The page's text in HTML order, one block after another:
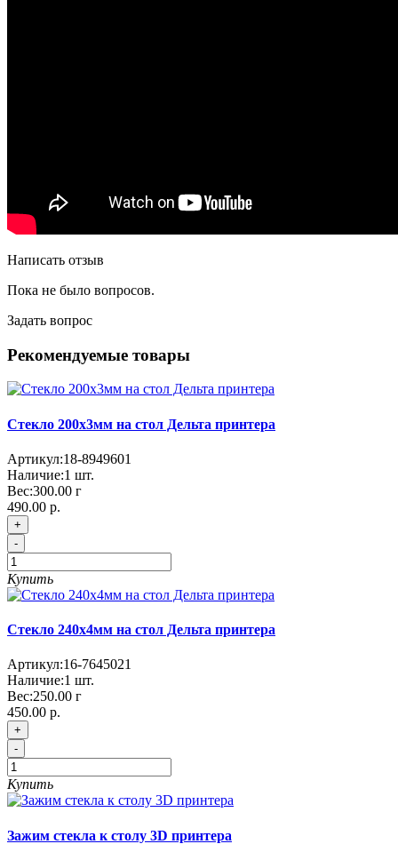
Написать отзыв
Пока не было вопросов.
Задать вопрос
Рекомендуемые товары
Стекло 200x3мм на стол Дельта принтера
Артикул:18-8949601
Наличие:1 шт.
Вес:300.00 г
490.00 р.
+
-
Купить
Стекло 240x4мм на стол Дельта принтера
Артикул:16-7645021
Наличие:1 шт.
Вес:250.00 г
450.00 р.
+
-
Купить
Зажим стекла к столу 3D принтера